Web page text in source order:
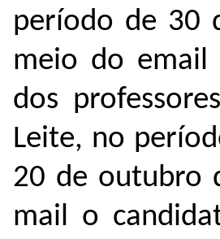
período de 30
meio do email
dos
Leite, no
20 de outubro
mail o